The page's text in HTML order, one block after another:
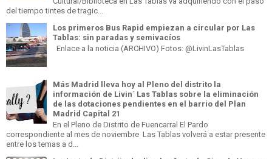
del tiempo tintes de tragic...
Los primeros Bus Rapid empiezan a circular por Las
Tablas: sin paradas y semivacíos
Enlace a la noticia (ARCHIVO) Fotos: @LivinLasTablas
Más Madrid lleva hoy al Pleno del distrito la
información de Livin´ Las Tablas sobre la eliminación
de las dotaciones pendientes en el barrio del Plan
Madrid Capital 21
En el Pleno de Distrito de Fuencarral El Pardo
correspondiente al mes de noviembre Las Tablas volverá a estar presente
entre los temas a d...